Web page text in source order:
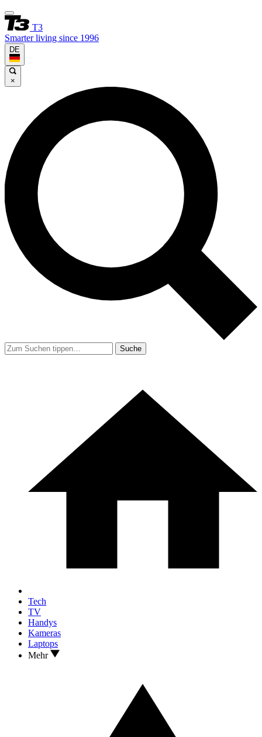
T3
Smarter living since 1996
DE
×
Suche
Tech
TV
Handys
Kameras
Laptops
Mehr